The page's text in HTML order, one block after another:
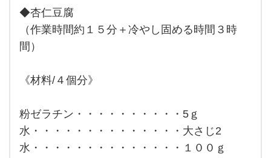
杏仁
豆腐
がお
すす
めで
す。
で作
っ
◆杏仁豆腐
（作業時間約１５分＋冷やし固める時間３時
間）
《材料/４個分》
粉ゼラチン・・・・・・・・・・5ｇ
水・・・・・・・・・・・・・・大さじ2
水・・・・・・・・・・・・・・１００ｇ